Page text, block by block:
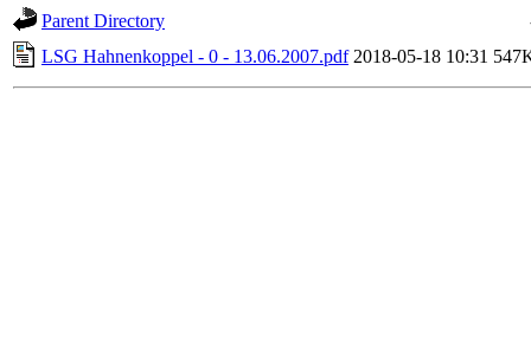
Parent Directory
LSG Hahnenkoppel - 0 - 13.06.2007.pdf 2018-05-18 10:31